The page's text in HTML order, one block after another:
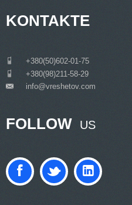
KONTAKTE
+380(50)602-01-75
+380(98)211-58-29
info@vreshetov.com
FOLLOW US